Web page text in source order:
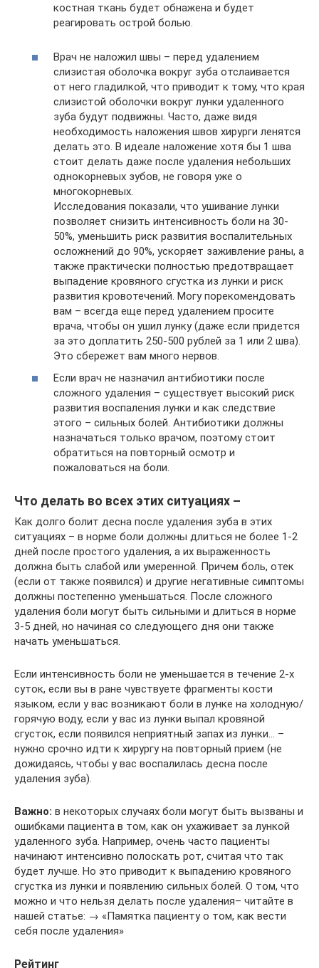
костная ткань будет обнажена и будет
реагировать острой болью.
Врач не наложил швы – перед удалением
слизистая оболочка вокруг зуба отслаивается
от него гладилкой, что приводит к тому, что края
слизистой оболочки вокруг лунки удаленного
зуба будут подвижны. Часто, даже видя
необходимость наложения швов хирурги ленятся
делать это. В идеале наложение хотя бы 1 шва
стоит делать даже после удаления небольших
однокорневых зубов, не говоря уже о
многокорневых.
Исследования показали, что ушивание лунки
позволяет снизить интенсивность боли на 30-
50%, уменьшить риск развития воспалительных
осложнений до 90%, ускоряет заживление раны, а
также практически полностью предотвращает
выпадение кровяного сгустка из лунки и риск
развития кровотечений. Могу порекомендовать
вам – всегда еще перед удалением просите
врача, чтобы он ушил лунку (даже если придется
за это доплатить 250-500 рублей за 1 или 2 шва).
Это сбережет вам много нервов.
Если врач не назначил антибиотики после
сложного удаления – существует высокий риск
развития воспаления лунки и как следствие
этого – сильных болей. Антибиотики должны
назначаться только врачом, поэтому стоит
обратиться на повторный осмотр и
пожаловаться на боли.
Что делать во всех этих ситуациях –
Как долго болит десна после удаления зуба в этих
ситуациях – в норме боли должны длиться не более 1-2
дней после простого удаления, а их выраженность
должна быть слабой или умеренной. Причем боль, отек
(если от также появился) и другие негативные симптомы
должны постепенно уменьшаться. После сложного
удаления боли могут быть сильными и длиться в норме
3-5 дней, но начиная со следующего дня они также
начать уменьшаться.
Если интенсивность боли не уменьшается в течение 2-х
суток, если вы в ране чувствуете фрагменты кости
языком, если у вас возникают боли в лунке на холодную/
горячую воду, если у вас из лунки выпал кровяной
сгусток, если появился неприятный запах из лунки… –
нужно срочно идти к хирургу на повторный прием (не
дожидаясь, чтобы у вас воспалилась десна после
удаления зуба).
Важно: в некоторых случаях боли могут быть вызваны и
ошибками пациента в том, как он ухаживает за лункой
удаленного зуба. Например, очень часто пациенты
начинают интенсивно полоскать рот, считая что так
будет лучше. Но это приводит к выпадению кровяного
сгустка из лунки и появлению сильных болей. О том, что
можно и что нельзя делать после удаления– читайте в
нашей статье: → «Памятка пациенту о том, как вести
себя после удаления»
Рейтинг